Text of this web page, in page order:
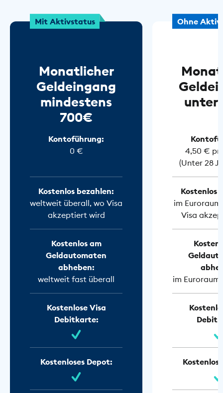
Mit Aktivstatus
Monatlicher
Geldeingang
mindestens
700€
Kontoführung:
0 €
Kostenlos bezahlen:
weltweit überall, wo Visa
akzeptiert wird
Kostenlos am
Geldautomaten
abheben:
weltweit fast überall
Kostenlose Visa
Debitkarte:
Kostenloses Depot:
Ohne
unter
4,50 €
(Unter 28
Kostenlos
im
Visa
im